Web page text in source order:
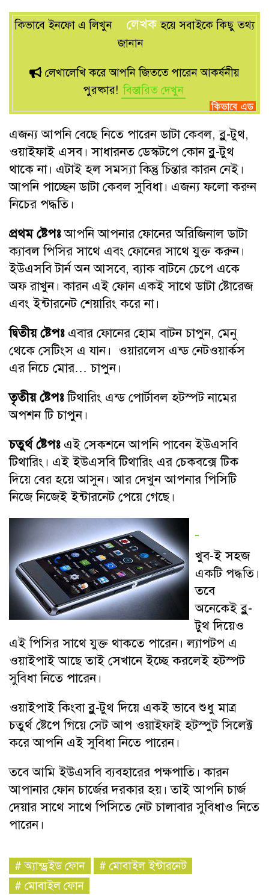
কিভাবে ইনফো এ লিখুন লেখকহয়ে সবাইকে কিছু তথ্য
জানান
লেখালেখি করে আপনি জিততে পারেন আকর্ষনীয়
পুরষ্কার! বিস্তারিত দেখুন
এজন্য আপনি বেছে নিতে পারেন ডাটা কেবল, ব্লু-টুথ,
ওয়াইফাই এসব। সাধারনত ডেস্কটপে কোন ব্লু-টুথ
থাকে না। এটাই হল সমস্যা কিন্তু চিন্তার কারন নেই।
আপনি পাচ্ছেন ডাটা কেবল সুবিধা। এজন্য ফলো করুন
নিচের পদ্ধতি।
প্রথম ষ্টেপঃআপনি আপনার ফোনের অরিজিনাল ডাটা
ক্যাবল পিসির সাথে এবং ফোনের সাথে যুক্ত করুন।
ইউএসবি টার্ন অন আসবে, ব্যাক বাটনে চেপে একে
অফ রাখুন। কারন এই ফোন একই সাথে ডাটা ষ্টোরেজ
এবং ইন্টারনেট শেয়ারিং করে না।
দ্বিতীয় ষ্টেপঃএবার ফোনের হোম বাটন চাপুন, মেনু
থেকে সেটিংস এ যান। ওয়ারলেস এন্ড নেটওয়ার্কস
এর নিচে মোর… চাপুন।
তৃতীয় ষ্টেপঃটিথারিং এন্ড পোর্টাবল হটস্পট নামের
অপশন টি চাপুন।
চতুর্থ ষ্টেপঃএই সেকশনে আপনি পাবেন ইউএসবি
টিথারিং। এই ইউএসবি টিথারিং এর চেকবক্সে টিক
দিয়ে বের হয়ে আসুন। আর দেখুন আপনার পিসিটি
নিজে নিজেই ইন্টারনেট পেয়ে গেছে।
খুব-ই সহজ
একটি পদ্ধতি।
তবে
অনেকেই ব্লু-
টুথ দিয়েও
এই পিসির সাথে যুক্ত থাকতে পারেন। ল্যাপটপ এ
ওয়াইপাই আছে তাই সেখানে ইচ্ছে করলেই হটস্পট
সুবিধা নিতে পারেন।
ওয়াইপাই কিংবা ব্লু-টুথ দিয়ে একই ভাবে শুধু মাত্র
চতুর্থ ষ্টেপে গিয়ে সেট আপ ওয়াইফাই হটস্পুট সিলেক্ট
করে আপনি এই সুবিধা নিতে পারেন।
তবে আমি ইউএসবি ব্যবহারের পক্ষপাতি। কারন
আপানার ফোন চার্জের দরকার হয়। তাই আপনি চার্জ
দেয়ার সাথে সাথে পিসিতে নেট চালাবার সুবিধাও নিতে
পারেন।
#অ্যান্ড্রইড ফোন #মোবাইল ইন্টারনেট
#মোবাইল ফোন